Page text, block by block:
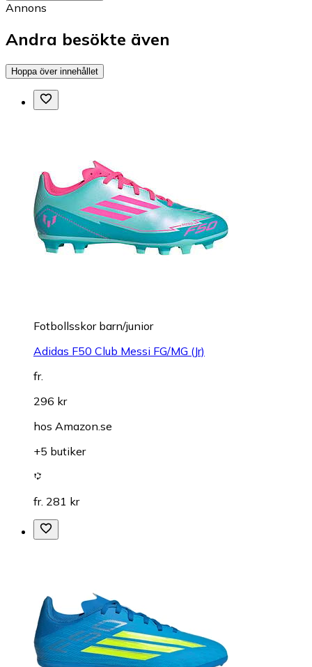
Annons
Andra besökte även
Hoppa över innehållet
Fotbollsskor barn/junior
Adidas F50 Club Messi FG/MG (Jr)
fr.
296 kr
hos Amazon.se
+5 butiker
fr. 281 kr